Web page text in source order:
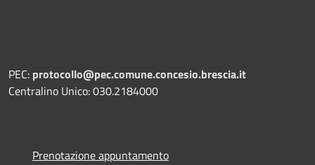
PEC: protocollo@pec.comune.concesio.brescia.it
Centralino Unico: 030.2184000
Prenotazione appuntamento